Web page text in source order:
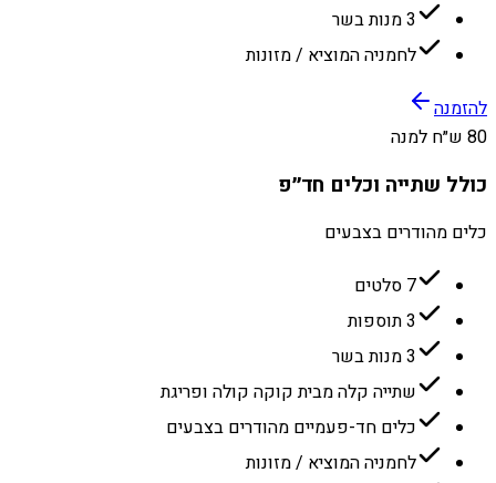
3 מנות בשר
לחמניה המוציא / מזונות
להזמנה
80 ש״ח למנה
כולל שתייה וכלים חד״פ
כלים מהודרים בצבעים
7 סלטים
3 תוספות
3 מנות בשר
שתייה קלה מבית קוקה קולה ופריגת
כלים חד-פעמיים מהודרים בצבעים
לחמניה המוציא / מזונות